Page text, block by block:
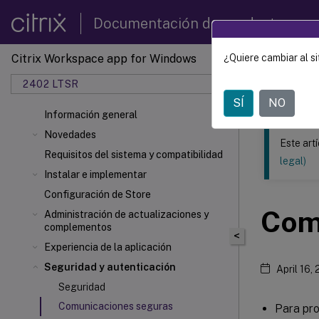
Documentación de productos
Citrix Workspace app for Windows
2402 LTSR
Información general
Novedades
Requisitos del sistema y compatibilidad
Instalar e implementar
Configuración de Store
Administración de actualizaciones y
complementos
Experiencia de la aplicación
Seguridad y autenticación
Seguridad
Comunicaciones seguras
Este
<
Este
legal)
April 16,
Para
¿Quiere cambiar al
SÍ NO